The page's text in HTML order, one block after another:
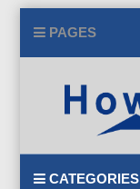
PAGES
CATEGORIES